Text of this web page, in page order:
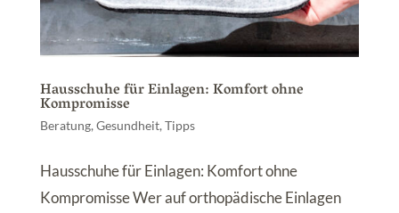
Hausschuhe für Einlagen: Komfort ohne
Kompromisse
Beratung, Gesundheit, Tipps
Hausschuhe für Einlagen: Komfort ohne
Kompromisse Wer auf orthopädische Einlagen